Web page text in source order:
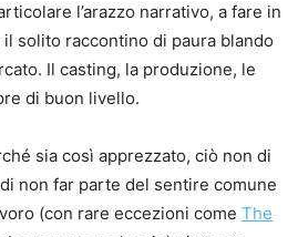
l’arazzo narrativo, a fare in
solito raccontino di paura blando
Il casting, la produzione, le
di buon livello.
sia così apprezzato, ciò non di
non far parte del sentire comune
(con rare eccezioni come The